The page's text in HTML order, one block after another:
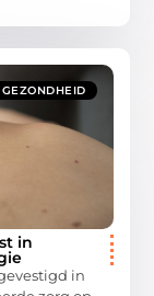
GEZONDHEID
in
in